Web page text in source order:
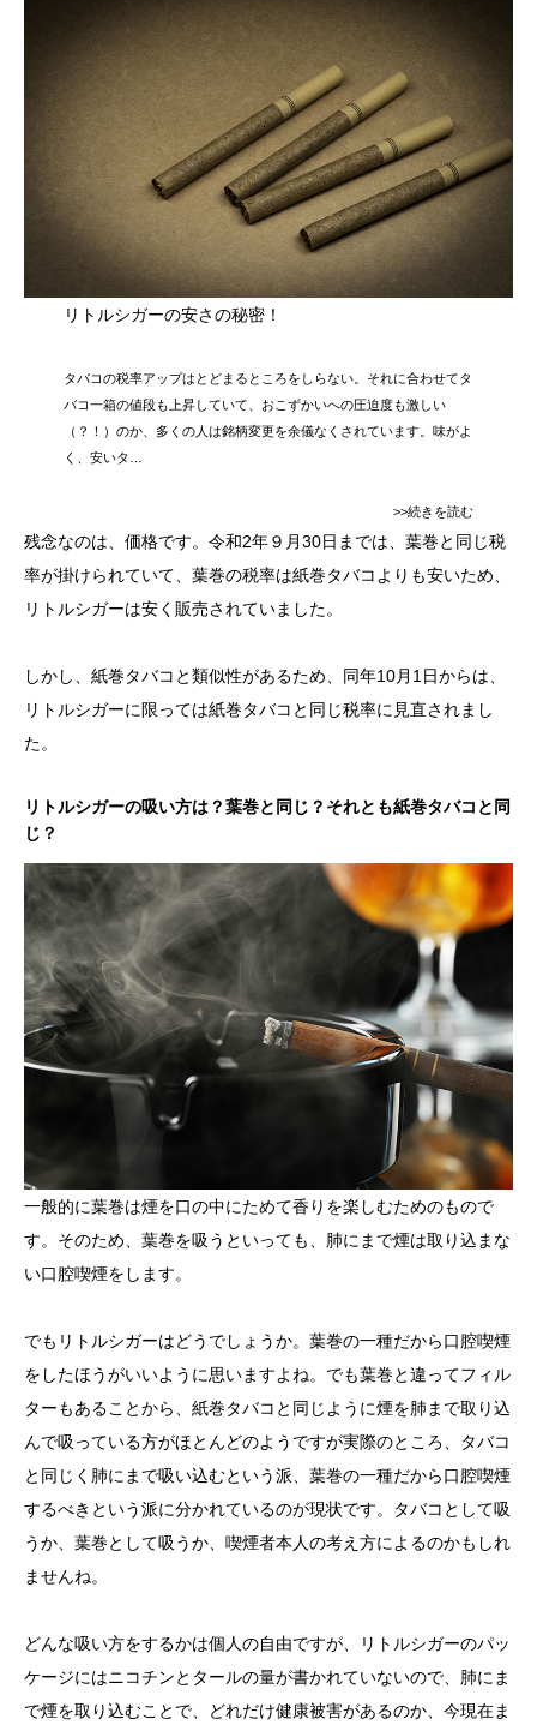
リトルシガーの安さの秘密！
タバコの税率アップはとどまるところをしらない。それに合わせてタ
バコ一箱の値段も上昇していて、おこずかいへの圧迫度も激しい
（？！）のか、多くの人は銘柄変更を余儀なくされています。味がよ
く、安いタ…
>>続きを読む
残念なのは、価格です。令和2年９月30日までは、葉巻と同じ税
率が掛けられていて、葉巻の税率は紙巻タバコよりも安いため、
リトルシガーは安く販売されていました。
しかし、紙巻タバコと類似性があるため、同年10月1日からは、
リトルシガーに限っては紙巻タバコと同じ税率に見直されまし
た。
リトルシガーの吸い方は？葉巻と同じ？それとも紙巻タバコと同
じ？
一般的に葉巻は煙を口の中にためて香りを楽しむためのもので
す。そのため、葉巻を吸うといっても、肺にまで煙は取り込まな
い口腔喫煙をします。
でもリトルシガーはどうでしょうか。葉巻の一種だから口腔喫煙
をしたほうがいいように思いますよね。でも葉巻と違ってフィル
ターもあることから、紙巻タバコと同じように煙を肺まで取り込
んで吸っている方がほとんどのようですが実際のところ、タバコ
と同じく肺にまで吸い込むという派、葉巻の一種だから口腔喫煙
するべきという派に分かれているのが現状です。タバコとして吸
うか、葉巻として吸うか、喫煙者本人の考え方によるのかもしれ
ませんね。
どんな吸い方をするかは個人の自由ですが、リトルシガーのパッ
ケージにはニコチンとタールの量が書かれていないので、肺にま
で煙を取り込むことで、どれだけ健康被害があるのか、今現在ま